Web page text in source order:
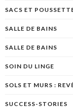
SACS ET
SALLE DE BAINS
SALLE DE BAINS
SOIN DU LINGE
SOLS ET MURS :
SUCCESS-STORIES